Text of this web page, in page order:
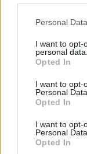
Personal
I want to opt-
personal data.
Opted In
I want to opt-
Personal Data.
Opted In
I want to opt-
Personal
Opted In
Eppure nella
abbia una
personale
occorra essere
sono, invece,